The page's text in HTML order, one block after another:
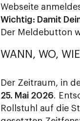
Webseite
Wichtig: Damit
Der Meldebutton
WANN, WO, WIE
Der Zeitraum, in
25. Mai 2026.
Rollstuhl auf die